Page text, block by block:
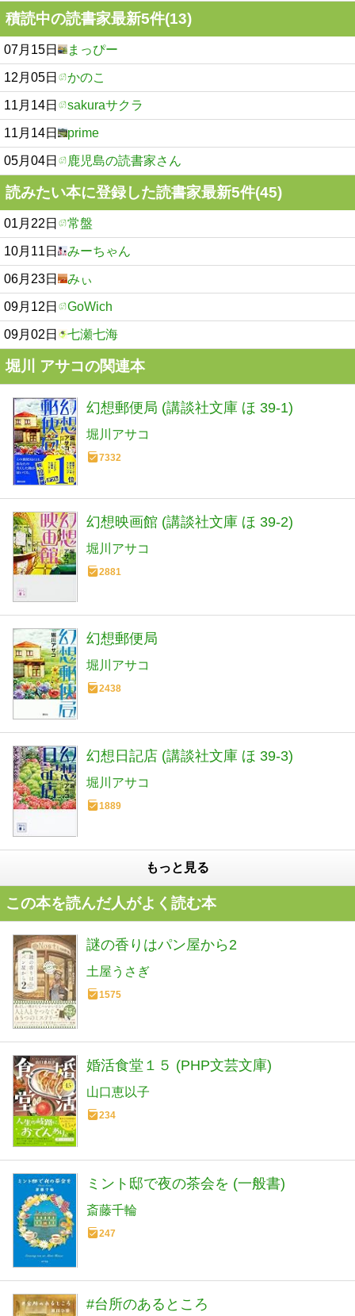
積読中の読書家最新5件(13)
07月15日 まっぴー
12月05日 かのこ
11月14日 sakuraサクラ
11月14日 prime
05月04日 鹿児島の読書家さん
読みたい本に登録した読書家最新5件(45)
01月22日 常盤
10月11日 みーちゃん
06月23日 みぃ
09月12日 GoWich
09月02日 七瀬七海
堀川 アサコの関連本
幻想郵便局 (講談社文庫 ほ 39-1)
堀川アサコ
7332
幻想映画館 (講談社文庫 ほ 39-2)
堀川アサコ
2881
幻想郵便局
堀川アサコ
2438
幻想日記店 (講談社文庫 ほ 39-3)
堀川アサコ
1889
もっと見る
この本を読んだ人がよく読む本
謎の香りはパン屋から2
土屋うさぎ
1575
婚活食堂１５ (PHP文芸文庫)
山口恵以子
234
ミント邸で夜の茶会を (一般書)
斎藤千輪
247
#台所のあるところ